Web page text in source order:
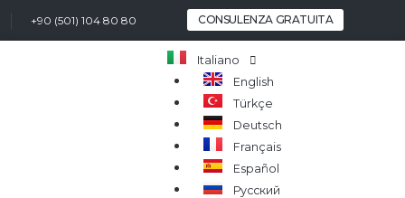
+90 (501) 104 80 80 CONSULENZA GRATUITA
Italiano
English
Türkçe
Deutsch
Français
Español
Русский